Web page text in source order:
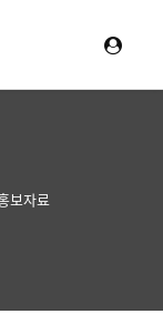
보자료